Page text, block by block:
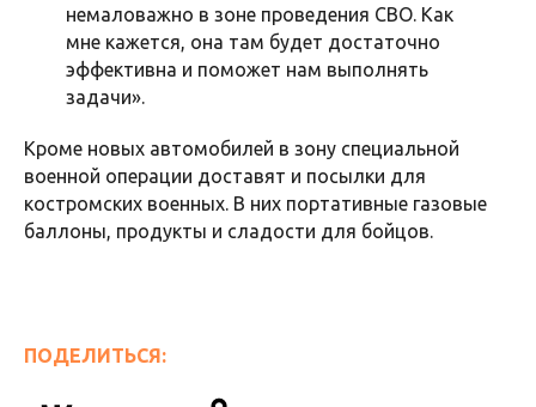
немаловажно в зоне проведения СВО. Как
мне кажется, она там будет достаточно
эффективна и поможет нам выполнять
задачи».
Кроме новых автомобилей в зону специальной
военной операции доставят и посылки для
костромских военных. В них портативные газовые
баллоны, продукты и сладости для бойцов.
ПОДЕЛИТЬСЯ: